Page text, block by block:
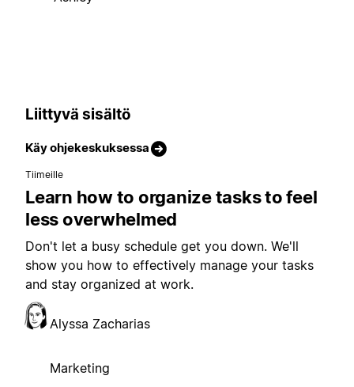
Liittyvä sisältö
Käy ohjekeskuksessa
Tiimeille
Learn how to organize tasks to feel
less overwhelmed
Don't let a busy schedule get you down. We'll
show you how to effectively manage your tasks
and stay organized at work.
Alyssa Zacharias
Marketing